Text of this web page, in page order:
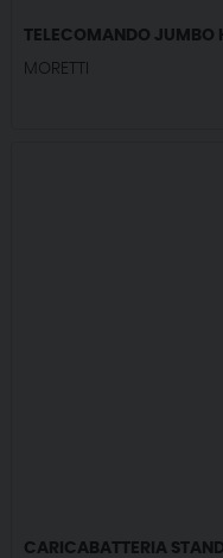
TELECOMANDO JUMBO
MORETTI
CARICABATTERIA